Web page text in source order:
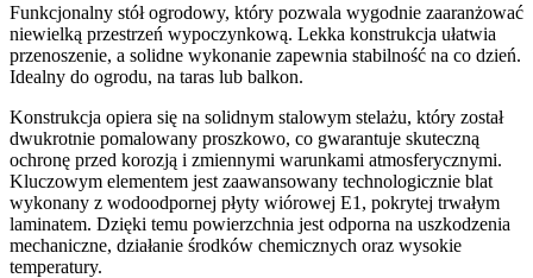
Funkcjonalny stół ogrodowy, który pozwala wygodnie zaaranżować
niewielką przestrzeń wypoczynkową. Lekka konstrukcja ułatwia
przenoszenie, a solidne wykonanie zapewnia stabilność na co dzień.
Idealny do ogrodu, na taras lub balkon.
Konstrukcja opiera się na solidnym stalowym stelażu, który został
dwukrotnie pomalowany proszkowo, co gwarantuje skuteczną
ochronę przed korozją i zmiennymi warunkami atmosferycznymi.
Kluczowym elementem jest zaawansowany technologicznie blat
wykonany z wodoodpornej płyty wiórowej E1, pokrytej trwałym
laminatem. Dzięki temu powierzchnia jest odporna na uszkodzenia
mechaniczne, działanie środków chemicznych oraz wysokie
temperatury.